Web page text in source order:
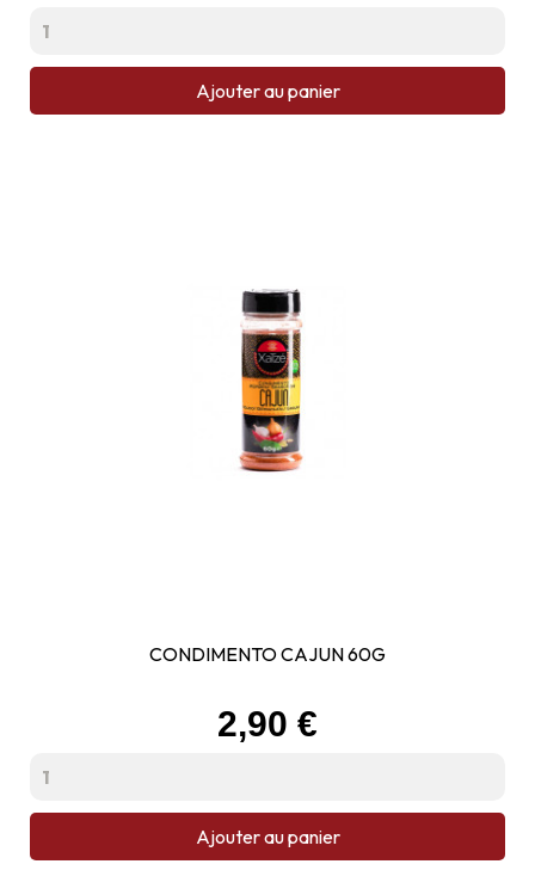
Ajouter au panier
CONDIMENTO CAJUN 60G
Prix
2,90 €
Ajouter au panier